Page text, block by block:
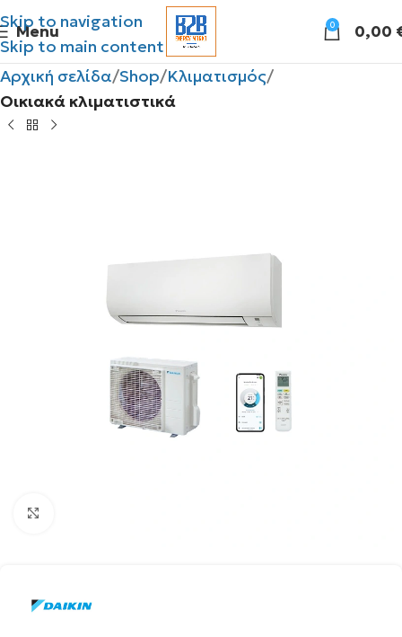
Skip to navigation
Skip to main content
Menu 0 0,00
Αρχική σελίδα Shop Κλιματισμός
Οικιακά κλιματιστικά